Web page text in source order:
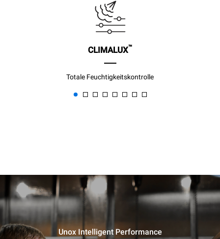
CLIMALUX™
Totale Feuchtigkeitskontrolle
Unox Intelligent Performance